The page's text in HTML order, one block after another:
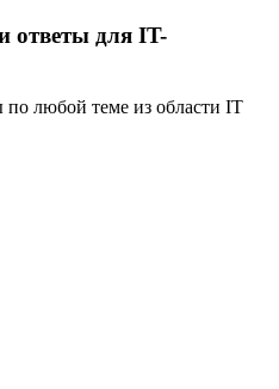
для IT-
любой теме из области IT